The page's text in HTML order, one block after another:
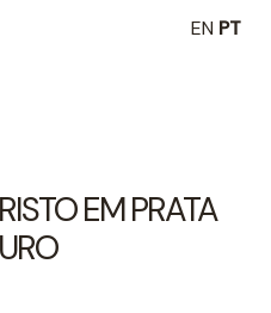
EM PRATA
EN PT